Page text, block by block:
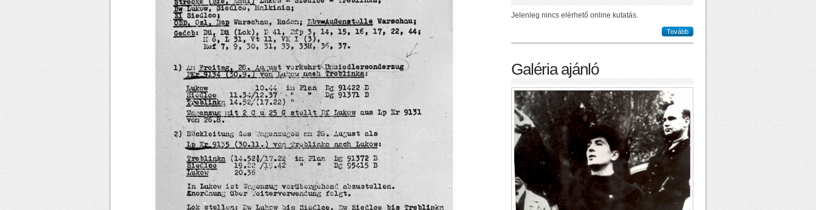
Jelenleg nincs elérhető online kutatás.
Tovább
Galéria ajánló